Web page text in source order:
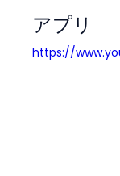
アプリ
https://